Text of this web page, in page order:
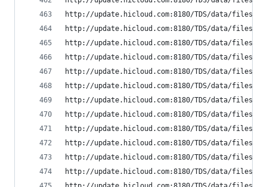
http://update.hicloud.com:8180/TDS/data/files/p9/
http://update.hicloud.com:8180/TDS/data/files/p9/
http://update.hicloud.com:8180/TDS/data/files/p9/
http://update.hicloud.com:8180/TDS/data/files/p9/
http://update.hicloud.com:8180/TDS/data/files/p9/
http://update.hicloud.com:8180/TDS/data/files/p9/
http://update.hicloud.com:8180/TDS/data/files/p9/
http://update.hicloud.com:8180/TDS/data/files/p9/
http://update.hicloud.com:8180/TDS/data/files/
http://update.hicloud.com:8180/TDS/data/files/p9/
http://update.hicloud.com:8180/TDS/data/files/
http://update.hicloud.com:8180/TDS/data/files/p9/